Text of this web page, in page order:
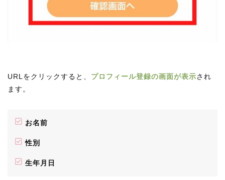
URLをクリックすると、 プロフィール登録の画面が表示され
ます。
お名前
性別
生年月日